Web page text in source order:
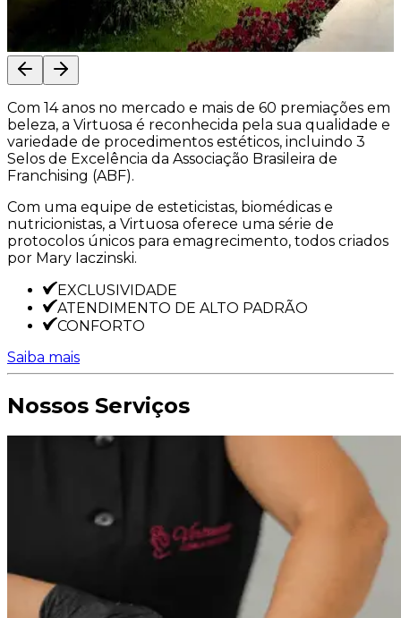
Com 14 anos no mercado e mais de 60 premiações em
beleza, a Virtuosa é reconhecida pela sua qualidade e
variedade de procedimentos estéticos, incluindo 3
Selos de Excelência da Associação Brasileira de
Franchising (ABF).
Com uma equipe de esteticistas, biomédicas e
nutricionistas, a Virtuosa oferece uma série de
protocolos únicos para emagrecimento, todos criados
por Mary Iaczinski.
EXCLUSIVIDADE
ATENDIMENTO DE ALTO PADRÃO
CONFORTO
Saiba mais
Nossos Serviços